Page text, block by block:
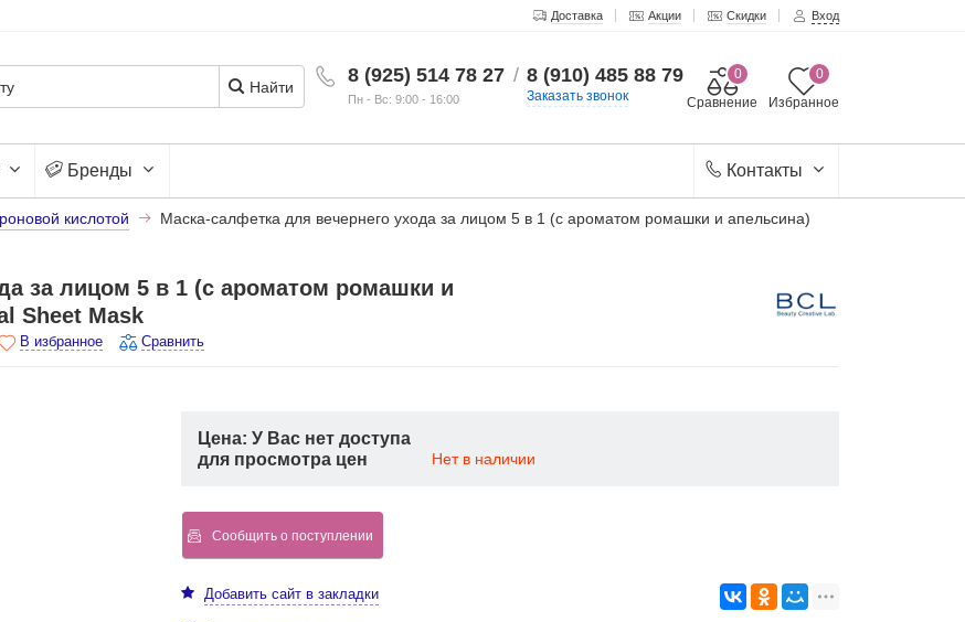
Доставка Акции Скидки Вход
8 (925) 514 78 27
Пн - Вс: 9:00 - 16:00
/ 8 (910) 485 88 79
Заказать звонок Избранное
0
Сравнение
0
Найти
Бренды Контакты
кислотой
Маска-салфетка для вечернего ухода за лицом 5 в 1 (с ароматом ромашки и апельсина)
за лицом 5 в 1 (с ароматом ромашки и
Sheet Mask
В избранное Сравнить
Цена: У Вас нет доступа
для просмотра цен
Нет в наличии
Сообщить о поступлении
Добавить сайт в закладки